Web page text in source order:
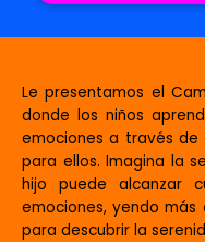
Le presentamos el
donde los niños
emociones a través de
para ellos. Imagina la
hijo puede alcanzar
emociones, yendo
para descubrir la